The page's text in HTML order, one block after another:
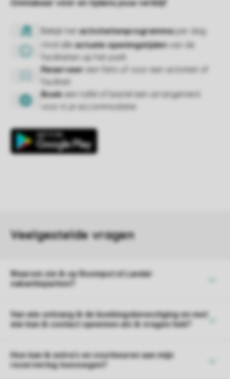
Waarom zie ik op Roompot.nl Landal-
vakantieparken?
Van wie ontvang ik de boekingsbevestiging en met
wie kan ik contact opnemen als ik vragen heb?
Hoe kan ik extra's en voorkeuren aan mijn
reservering toevoegen?